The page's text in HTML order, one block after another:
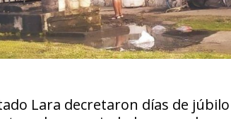
Lara decretaron días de